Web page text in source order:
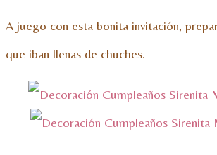
A juego con esta bonita invitación,
que iban llenas de chuches.